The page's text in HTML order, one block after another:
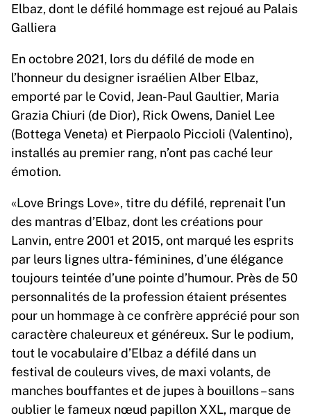
Elbaz, dont le défilé hommage est rejoué au Palais
Galliera
En octobre 2021, lors du défilé de mode en
l’honneur du designer israélien Alber Elbaz,
emporté par le Covid, Jean-Paul Gaultier, Maria
Grazia Chiuri (de Dior), Rick Owens, Daniel Lee
(Bottega Veneta) et Pierpaolo Piccioli (Valentino),
installés au premier rang, n’ont pas caché leur
émotion.
«Love Brings Love», titre du défilé, reprenait l’un
des mantras d’Elbaz, dont les créations pour
Lanvin, entre 2001 et 2015, ont marqué les esprits
par leurs lignes ultra- féminines, d’une élégance
toujours teintée d’une pointe d’humour. Près de 50
personnalités de la profession étaient présentes
pour un hommage à ce confrère apprécié pour son
caractère chaleureux et généreux. Sur le podium,
tout le vocabulaire d’Elbaz a défilé dans un
festival de couleurs vives, de maxi volants, de
manches bouffantes et de jupes à bouillons – sans
oublier le fameux nœud papillon XXL, marque de